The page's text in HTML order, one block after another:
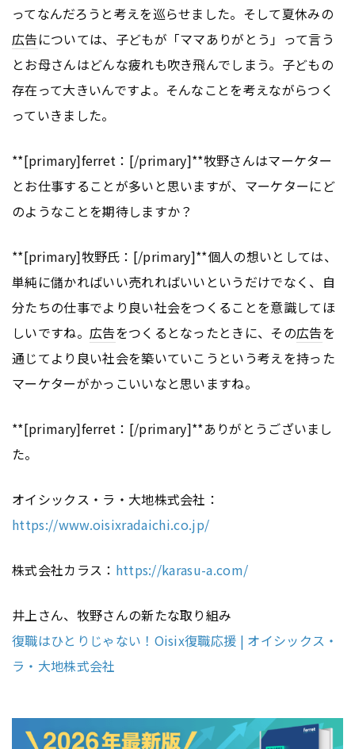
ってなんだろうと考えを巡らせました。そして夏休みの
広告については、子どもが「ママありがとう」って言う
とお母さんはどんな疲れも吹き飛んでしまう。子どもの
存在って大きいんですよ。そんなことを考えながらつく
っていきました。
**[primary]ferret：[/primary]**牧野さんはマーケター
とお仕事することが多いと思いますが、マーケターにど
のようなことを期待しますか？
**[primary]牧野氏：[/primary]**個人の想いとしては、
単純に儲かればいい売れればいいというだけでなく、自
分たちの仕事でより良い社会をつくることを意識してほ
しいですね。 広告をつくるとなったときに、その広告を
通じてより良い社会を築いていこうという考えを持った
マーケターがかっこいいなと思いますね。
**[primary]ferret：[/primary]**ありがとうございまし
た。
オイシックス・ラ・大地株式会社：
https://www.oisixradaichi.co.jp/
株式会社カラス： https://karasu-a.com/
井上さん、牧野さんの新たな取り組み
復職はひとりじゃない！Oisix復職応援 | オイシックス・
ラ・大地株式会社